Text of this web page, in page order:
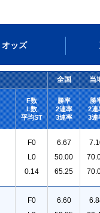
オッズ
全国 当
F数
L数
平均ST
勝率
2連率
3連率
勝
2連
3連
F0
L0
0.14
6.67
50.00
65.25
F0
6.60